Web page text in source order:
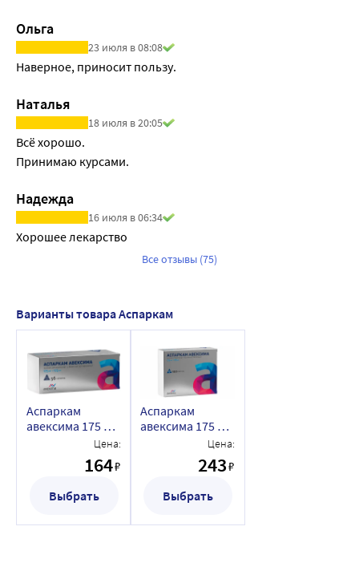
Ольга
23 июля в 08:08
Наверное, приносит пользу.
Наталья
18 июля в 20:05
Всё хорошо.
Принимаю курсами.
Надежда
16 июля в 06:34
Хорошее лекарство
Все отзывы (75)
Варианты товара Аспаркам
Аспаркам
авексима 175 мг
+ 175 мг 56 шт.Цена:
164₽
Выбрать
Аспаркам
авексима 175 мг
+ 175 мг 100 шт.
Цена:
243₽
Выбрать